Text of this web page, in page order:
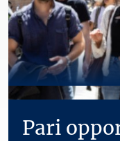
Pari